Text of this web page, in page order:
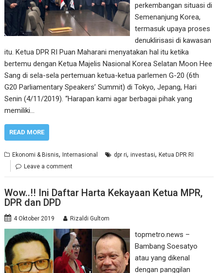
perkembangan situasi di
Semenanjung Korea,
termasuk upaya proses
denuklirisasi di kawasan
itu. Ketua DPR RI Puan Maharani menyatakan hal itu ketika
bertemu dengan Ketua Majelis Nasional Korea Selatan Moon Hee
Sang di sela-sela pertemuan ketua-ketua parlemen G-20 (6th
G20 Parliamentary Speakers’ Summit) di Tokyo, Jepang, Hari
Senin (4/11/2019). “Harapan kami agar berbagai pihak yang
memiliki…
READ MORE
Ekonomi & Bisnis,Internasional dpr ri,investasi,Ketua DPR RI
Leave a comment
Wow..!! Ini Daftar Harta Kekayaan Ketua MPR,
DPR dan DPD
4 Oktober 2019 Rizaldi Gultom
topmetro.news –
Bambang Soesatyo
atau yang dikenal
dengan panggilan